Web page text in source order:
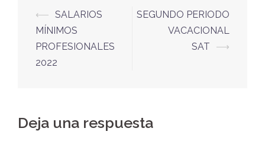
⟵ SALARIOS
MÍNIMOS
PROFESIONALES
2022
SEGUNDO PERIODO
VACACIONAL
SAT
⟶
Deja una respuesta